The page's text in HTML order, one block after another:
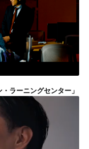
ラーニングセンター」